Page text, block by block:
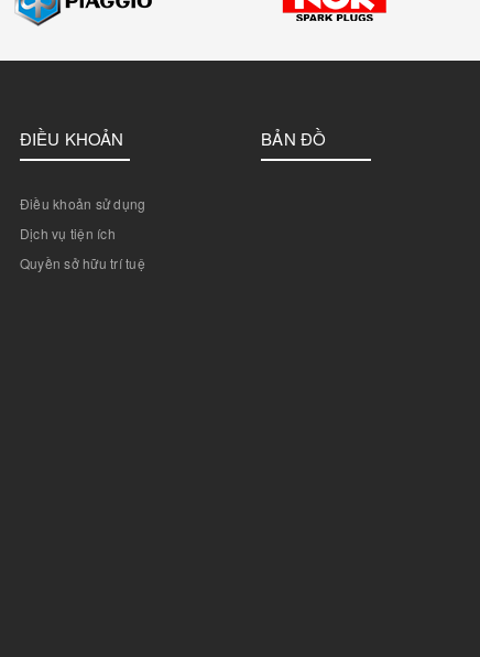
ĐIỀU KHOẢN
Điều khoản sử dụng
Dịch vụ tiện ích
Quyền sở hữu trí tuệ
BẢN ĐỒ